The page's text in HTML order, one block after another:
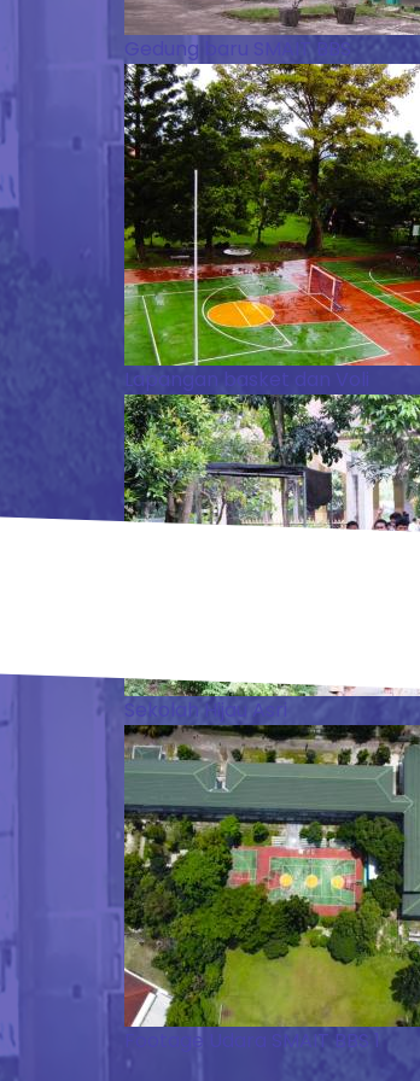
Gedung baru SMAIT BBS
Lapangan basket dan Voli
Sekolah Hijau Asri
Footage Udara SMAIT BBS 1